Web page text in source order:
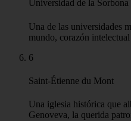
Universidad de la Sorbona
Una de las universidades
mundo, corazón
6
Saint-Étienne du Mont
Una iglesia histórica que
Genoveva, la querida